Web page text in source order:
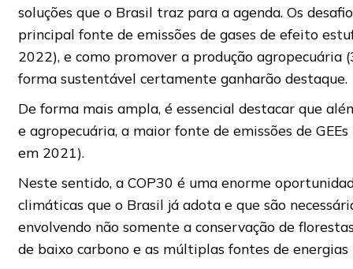
soluções que o Brasil traz para a agenda. Os
principal fonte de emissões de gases de efeito
2022), e como promover a produção agropecuária
forma sustentável certamente ganharão destaque.
De forma mais ampla, é essencial destacar que
e agropecuária, a maior fonte de emissões de
em 2021).
Neste sentido, a COP30 é uma enorme
climáticas que o Brasil já adota e que são
envolvendo não somente a conservação de
de baixo carbono e as múltiplas fontes de energias